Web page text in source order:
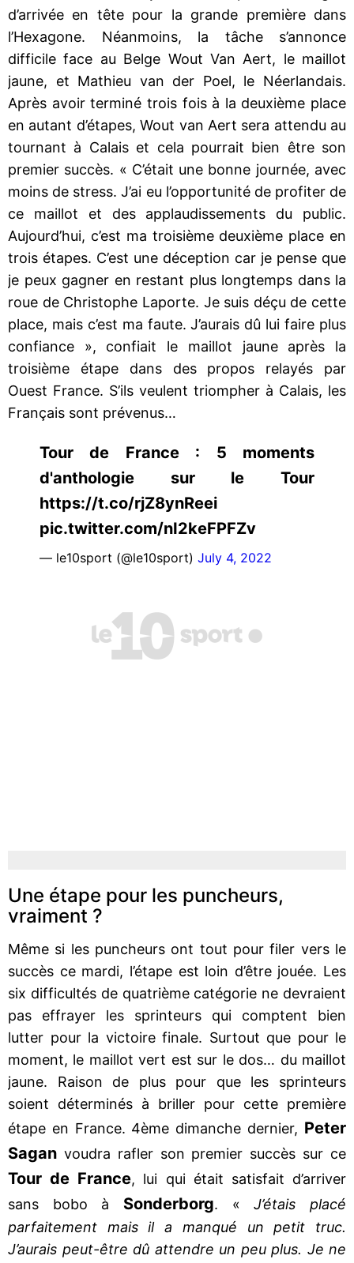
d’arrivée en tête pour la grande première dans
l’Hexagone. Néanmoins, la tâche s’annonce
difficile face au Belge Wout Van Aert, le maillot
jaune, et Mathieu van der Poel, le Néerlandais.
Après avoir terminé trois fois à la deuxième place
en autant d’étapes, Wout van Aert sera attendu au
tournant à Calais et cela pourrait bien être son
premier succès. « C’était une bonne journée, avec
moins de stress. J’ai eu l’opportunité de profiter de
ce maillot et des applaudissements du public.
Aujourd’hui, c’est ma troisième deuxième place en
trois étapes. C’est une déception car je pense que
je peux gagner en restant plus longtemps dans la
roue de Christophe Laporte. Je suis déçu de cette
place, mais c’est ma faute. J’aurais dû lui faire plus
confiance », confiait le maillot jaune après la
troisième étape dans des propos relayés par
Ouest France. S’ils veulent triompher à Calais, les
Français sont prévenus…
Tour de France : 5 moments
d'anthologie sur le Tour
https://t.co/rjZ8ynReei
pic.twitter.com/nI2keFPFZv
— le10sport (@le10sport) July 4, 2022
Une étape pour les puncheurs,
vraiment ?
Même si les puncheurs ont tout pour filer vers le
succès ce mardi, l’étape est loin d’être jouée. Les
six difficultés de quatrième catégorie ne devraient
pas effrayer les sprinteurs qui comptent bien
lutter pour la victoire finale. Surtout que pour le
moment, le maillot vert est sur le dos… du maillot
jaune. Raison de plus pour que les sprinteurs
soient déterminés à briller pour cette première
étape en France. 4ème dimanche dernier, Peter
Sagan voudra rafler son premier succès sur ce
Tour de France, lui qui était satisfait d’arriver
sans bobo à Sonderborg. «J’étais placé
parfaitement mais il a manqué un petit truc.
J’aurais peut-être dû attendre un peu plus. Je ne